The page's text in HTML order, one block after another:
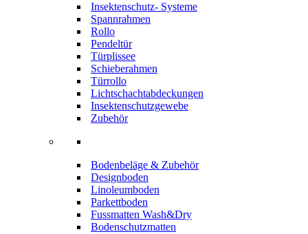
Insektenschutz- Systeme
Spannrahmen
Rollo
Pendeltür
Türplissee
Schieberahmen
Türrollo
Lichtschachtabdeckungen
Insektenschutzgewebe
Zubehör
Bodenbeläge & Zubehör
Designboden
Linoleumboden
Parkettboden
Fussmatten Wash&Dry
Bodenschutzmatten